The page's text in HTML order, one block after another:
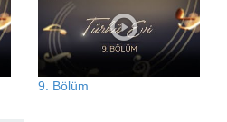
9. Bölüm